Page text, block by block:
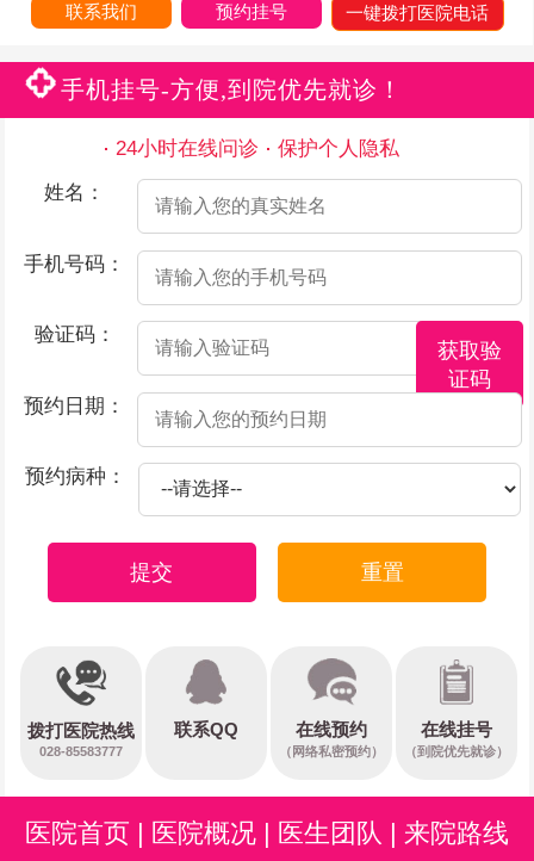
联系我们 预约挂号 一键拨打医院电话
手机挂号-方便,到院优先就诊！
24小时在线问诊
保护个人隐私
姓名：
手机号码：
验证码：
获取验
证码
预约日期：
预约病种：
提交 重置
拨打医院热线
028-85583777
联系QQ 在线预约
（网络私密预约）
在线挂号
（到院优先就诊）
医院首页 | 医院概况 | 医生团队 | 来院路线